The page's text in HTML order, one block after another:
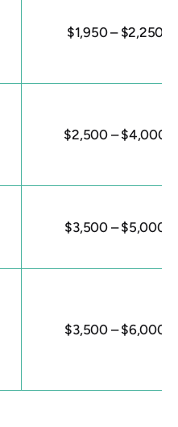
$1,950 – $2,250
$2,500 – $4,000
$3,500 – $5,000
$3,500 – $6,000